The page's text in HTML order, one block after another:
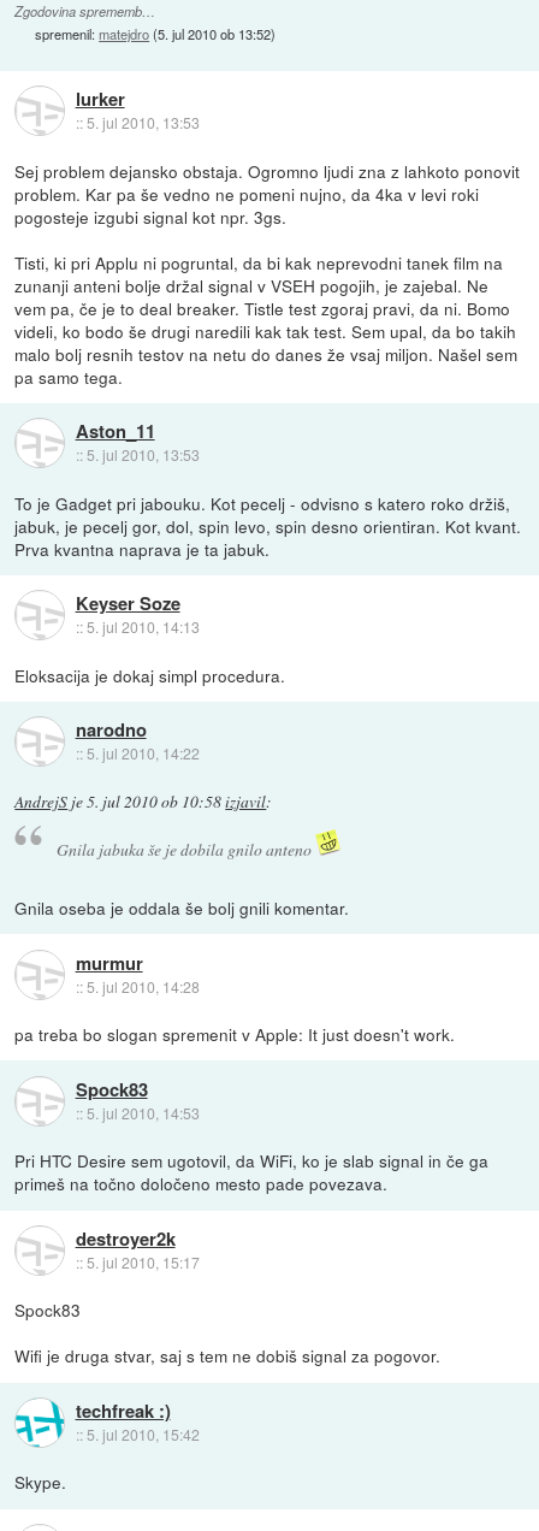
Zgodovina sprememb…
spremenil:matejdro(5. jul 2010 ob 13:52)
lurker
::5. jul 2010, 13:53
Sej problem dejansko obstaja. Ogromno ljudi zna z lahkoto ponovit
problem. Kar pa še vedno ne pomeni nujno, da 4ka v levi roki
pogosteje izgubi signal kot npr. 3gs.
Tisti, ki pri Applu ni pogruntal, da bi kak neprevodni tanek film na
zunanji anteni bolje držal signal v VSEH pogojih, je zajebal. Ne
vem pa, če je to deal breaker. Tistle test zgoraj pravi, da ni. Bomo
videli, ko bodo še drugi naredili kak tak test. Sem upal, da bo takih
malo bolj resnih testov na netu do danes že vsaj miljon. Našel sem
pa samo tega.
Aston_11
:: 5. jul 2010, 13:53
To je Gadget pri jabouku. Kot pecelj - odvisno s katero roko držiš,
jabuk, je pecelj gor, dol, spin levo, spin desno orientiran. Kot kvant.
Prva kvantna naprava je ta jabuk.
Keyser Soze
::5. jul 2010, 14:13
Eloksacija je dokaj simpl procedura.
narodno
:: 5. jul 2010, 14:22
AndrejS je5. jul 2010 ob 10:58izjavil:
Gnila jabuka še je dobila gnilo anteno
Gnila oseba je oddala še bolj gnili komentar.
murmur
::5. jul 2010, 14:28
pa treba bo slogan spremenit v Apple: It just doesn't work.
Spock83
:: 5. jul 2010, 14:53
Pri HTC Desire sem ugotovil, da WiFi, ko je slab signal in če ga
primeš na točno določeno mesto pade povezava.
destroyer2k
::5. jul 2010, 15:17
Spock83
Wifi je druga stvar, saj s tem ne dobiš signal za pogovor.
techfreak :)
:: 5. jul 2010, 15:42
Skype.